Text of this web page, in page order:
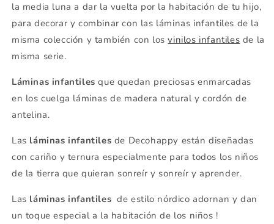
la media luna a dar la vuelta por la habitación de tu hijo,
para decorar y combinar con las láminas infantiles de la
misma colección y también con losvinilos infantiles de la
misma serie.
Láminas infantiles que quedan preciosas enmarcadas
en los cuelga láminas de madera natural y cordón de
antelina.
Las láminas infantiles de Decohappy están diseñadas
con cariño y ternura especialmente para todos los niños
de la tierra que quieran sonreír y sonreír y aprender.
Las láminas infantiles de estilo nórdico adornan y dan
un toque especial a la habitación de los niños !